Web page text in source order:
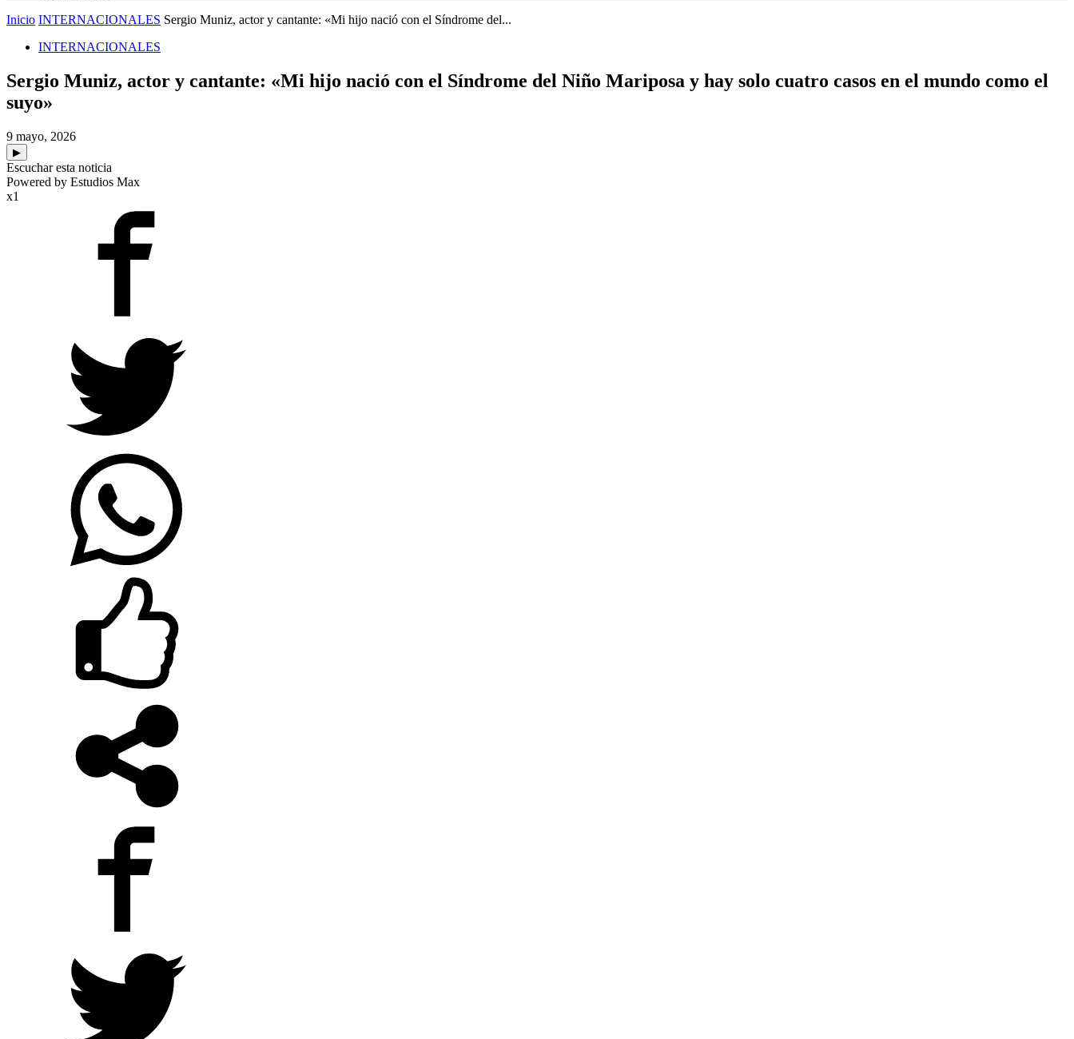
Inicio INTERNACIONALES Sergio Muniz, actor y cantante: «Mi hijo nació con el Síndrome del...
INTERNACIONALES
Sergio Muniz, actor y cantante: «Mi hijo nació con el Síndrome del Niño Mariposa y hay solo cuatro casos en el mundo como el
suyo»
9 mayo, 2026
▶
Escuchar esta noticia
Powered by Estudios Max
x1